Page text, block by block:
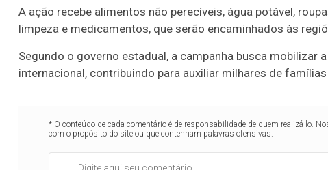
A ação recebe alimentos não perecíveis, água potável,
limpeza e medicamentos, que serão encaminhados às
Segundo o governo estadual, a campanha busca mobilizar
internacional, contribuindo para auxiliar milhares de
* O conteúdo de cada comentário é de responsabilidade de quem realizá-lo.
com o propósito do site ou que contenham palavras ofensivas.